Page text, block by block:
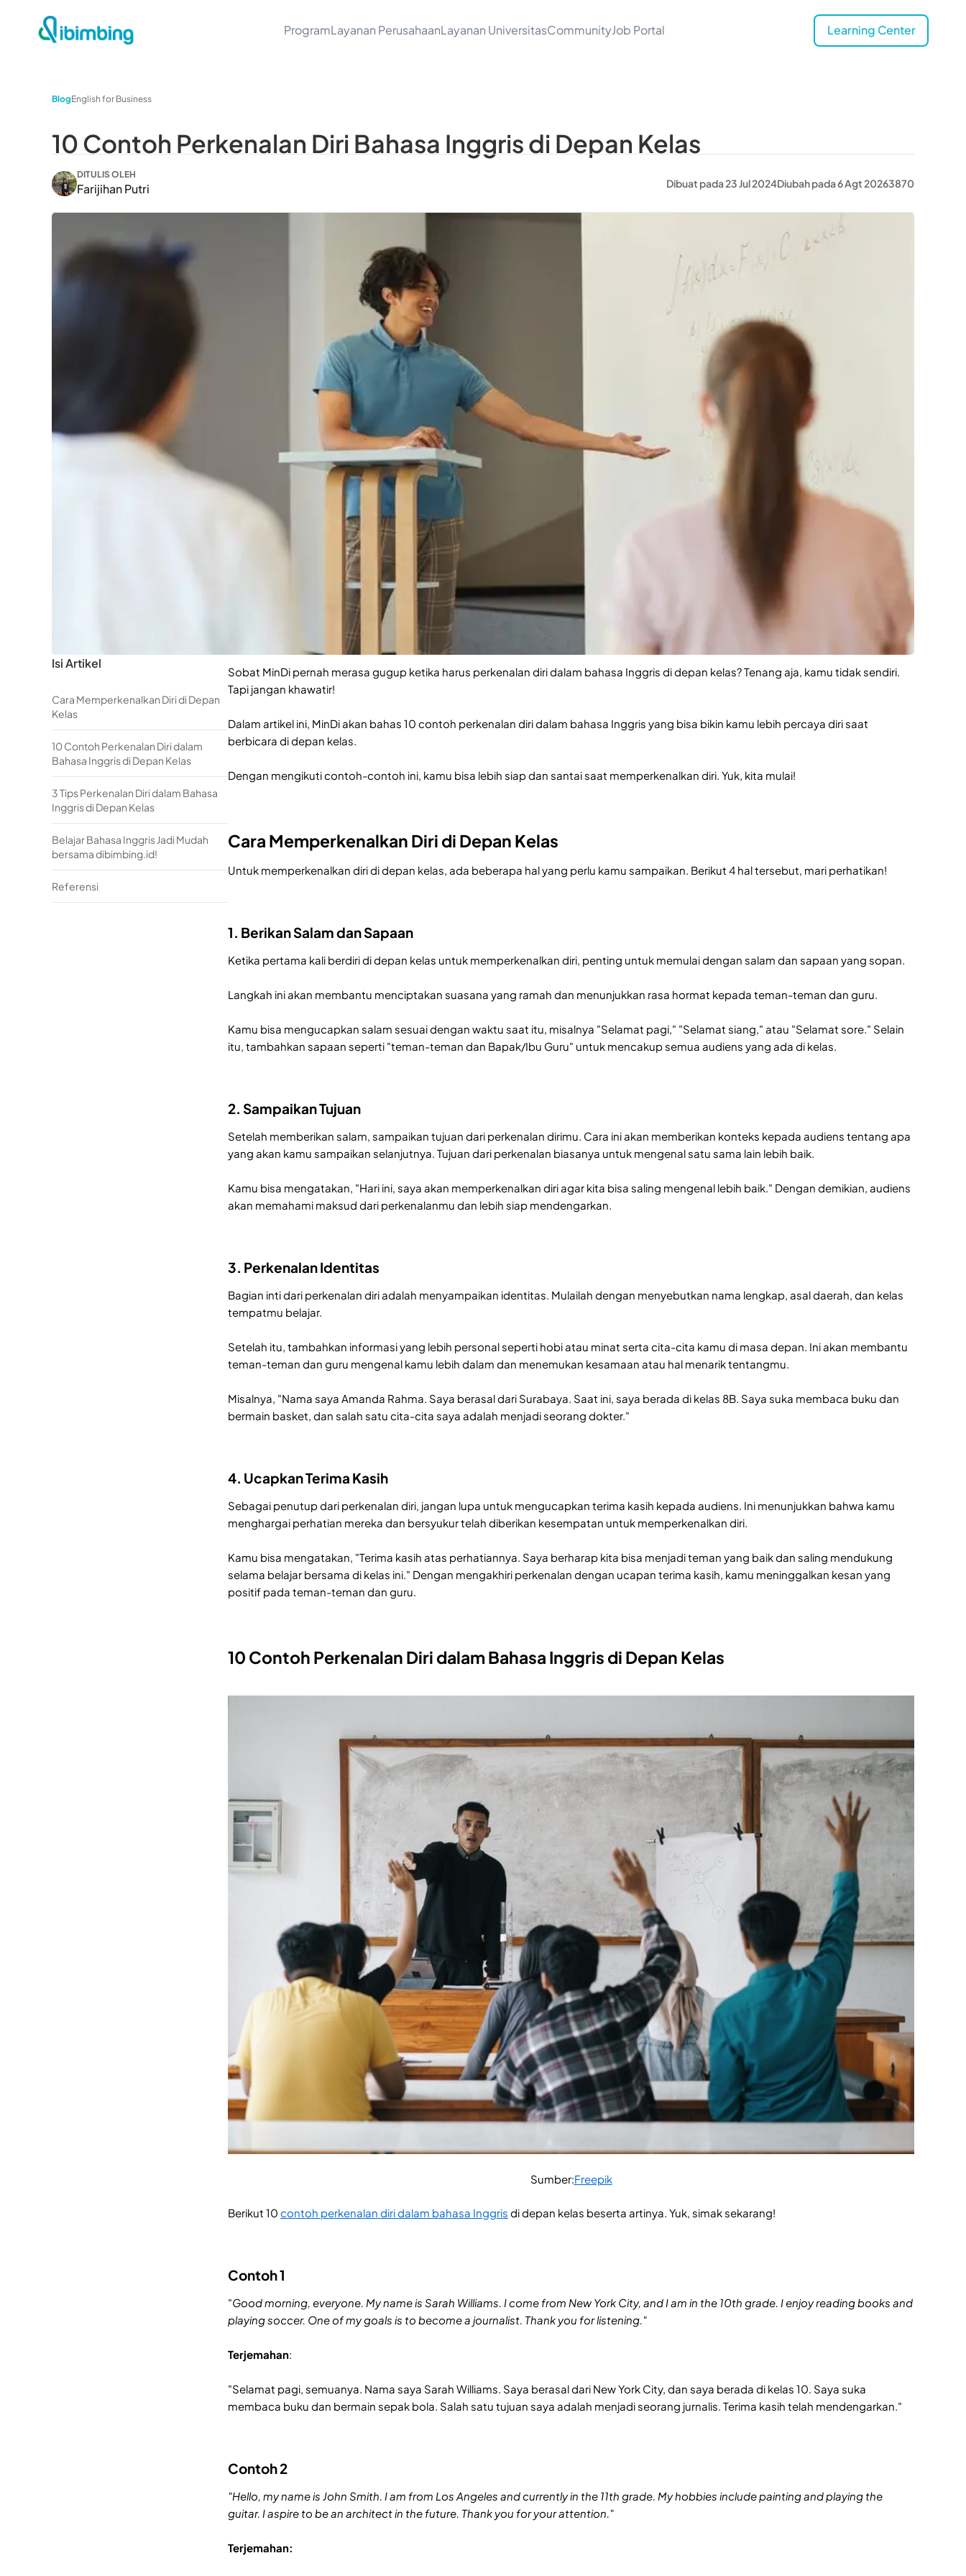
ProgramLayanan PerusahaanLayanan UniversitasCommunityJob Portal Learning Center
BlogEnglish for Business
10 Contoh Perkenalan Diri Bahasa Inggris di Depan Kelas
DITULIS OLEH
Farijihan Putri Dibuat pada 23 Jul 2024Diubah pada 6 Agt 20263870
Isi Artikel
Cara Memperkenalkan Diri di Depan
Kelas
10 Contoh Perkenalan Diri dalam
Bahasa Inggris di Depan Kelas
3 Tips Perkenalan Diri dalam Bahasa
Inggris di Depan Kelas
Belajar Bahasa Inggris Jadi Mudah
bersama dibimbing.id!
Referensi
Sobat MinDi pernah merasa gugup ketika harus perkenalan diri dalam bahasa Inggris di depan kelas? Tenang aja, kamu tidak sendiri.
Tapi jangan khawatir!
Dalam artikel ini, MinDi akan bahas 10 contoh perkenalan diri dalam bahasa Inggris yang bisa bikin kamu lebih percaya diri saat
berbicara di depan kelas.
Dengan mengikuti contoh-contoh ini, kamu bisa lebih siap dan santai saat memperkenalkan diri. Yuk, kita mulai!
Cara Memperkenalkan Diri di Depan Kelas
Untuk memperkenalkan diri di depan kelas, ada beberapa hal yang perlu kamu sampaikan. Berikut 4 hal tersebut, mari perhatikan!
1. Berikan Salam dan Sapaan
Ketika pertama kali berdiri di depan kelas untuk memperkenalkan diri, penting untuk memulai dengan salam dan sapaan yang sopan.
Langkah ini akan membantu menciptakan suasana yang ramah dan menunjukkan rasa hormat kepada teman-teman dan guru.
Kamu bisa mengucapkan salam sesuai dengan waktu saat itu, misalnya "Selamat pagi," "Selamat siang," atau "Selamat sore." Selain
itu, tambahkan sapaan seperti "teman-teman dan Bapak/Ibu Guru" untuk mencakup semua audiens yang ada di kelas.
2. Sampaikan Tujuan
Setelah memberikan salam, sampaikan tujuan dari perkenalan dirimu. Cara ini akan memberikan konteks kepada audiens tentang apa
yang akan kamu sampaikan selanjutnya. Tujuan dari perkenalan biasanya untuk mengenal satu sama lain lebih baik.
Kamu bisa mengatakan, "Hari ini, saya akan memperkenalkan diri agar kita bisa saling mengenal lebih baik." Dengan demikian, audiens
akan memahami maksud dari perkenalanmu dan lebih siap mendengarkan.
3. Perkenalan Identitas
Bagian inti dari perkenalan diri adalah menyampaikan identitas. Mulailah dengan menyebutkan nama lengkap, asal daerah, dan kelas
tempatmu belajar.
Setelah itu, tambahkan informasi yang lebih personal seperti hobi atau minat serta cita-cita kamu di masa depan. Ini akan membantu
teman-teman dan guru mengenal kamu lebih dalam dan menemukan kesamaan atau hal menarik tentangmu.
Misalnya, "Nama saya Amanda Rahma. Saya berasal dari Surabaya. Saat ini, saya berada di kelas 8B. Saya suka membaca buku dan
bermain basket, dan salah satu cita-cita saya adalah menjadi seorang dokter."
4. Ucapkan Terima Kasih
Sebagai penutup dari perkenalan diri, jangan lupa untuk mengucapkan terima kasih kepada audiens. Ini menunjukkan bahwa kamu
menghargai perhatian mereka dan bersyukur telah diberikan kesempatan untuk memperkenalkan diri.
Kamu bisa mengatakan, "Terima kasih atas perhatiannya. Saya berharap kita bisa menjadi teman yang baik dan saling mendukung
selama belajar bersama di kelas ini." Dengan mengakhiri perkenalan dengan ucapan terima kasih, kamu meninggalkan kesan yang
positif pada teman-teman dan guru.
10 Contoh Perkenalan Diri dalam Bahasa Inggris di Depan Kelas
Sumber:Freepik
Berikut 10 contoh perkenalan diri dalam bahasa Inggris di depan kelas beserta artinya. Yuk, simak sekarang!
Contoh 1
"Good morning, everyone. My name is Sarah Williams. I come from New York City, and I am in the 10th grade. I enjoy reading books and
playing soccer. One of my goals is to become a journalist. Thank you for listening."
Terjemahan:
"Selamat pagi, semuanya. Nama saya Sarah Williams. Saya berasal dari New York City, dan saya berada di kelas 10. Saya suka
membaca buku dan bermain sepak bola. Salah satu tujuan saya adalah menjadi seorang jurnalis. Terima kasih telah mendengarkan."
Contoh 2
"Hello, my name is John Smith. I am from Los Angeles and currently in the 11th grade. My hobbies include painting and playing the
guitar. I aspire to be an architect in the future. Thank you for your attention."
Terjemahan: